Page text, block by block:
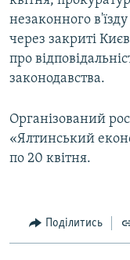
незаконного
через закриті
про
законодавства.
Організований
«Ялтинський
по 20 квітня.
Поділитись